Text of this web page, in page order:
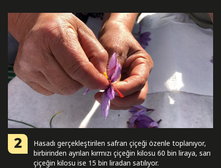
2
Hasadı gerçekleştirilen safran çiçeği özenle toplanıyor,
birbirinden ayrılan kırmızı çiçeğin kilosu 60 bin liraya, sarı
çiçeğin kilosu ise 15 bin liradan satılıyor.